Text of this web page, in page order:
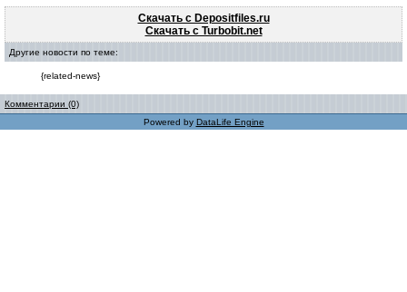
Скачать с Depositfiles.ru
Скачать с Turbobit.net
Другие новости по теме:
{related-news}
Комментарии (0)
Powered by DataLife Engine